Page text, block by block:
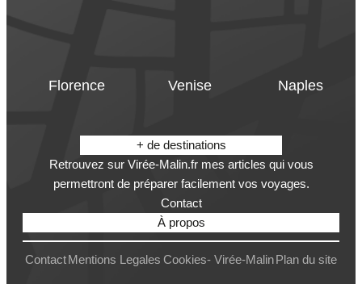
Florence Venise Naples
+ de destinations
Retrouvez sur Virée-Malin.fr mes articles qui vous
permettront de préparer facilement vos voyages.
Contact
À propos
Contact Mentions Legales Cookies- Virée-MalinPlan du site